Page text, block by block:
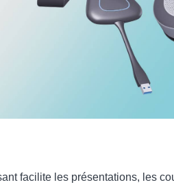
facilite les présentations, les